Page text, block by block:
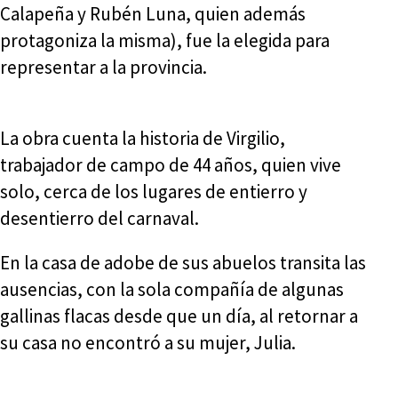
Calapeña y Rubén Luna, quien además
protagoniza la misma), fue la elegida para
representar a la provincia.
La obra cuenta la historia de Virgilio,
trabajador de campo de 44 años, quien vive
solo, cerca de los lugares de entierro y
desentierro del carnaval.
En la casa de adobe de sus abuelos transita las
ausencias, con la sola compañía de algunas
gallinas flacas desde que un día, al retornar a
su casa no encontró a su mujer, Julia.